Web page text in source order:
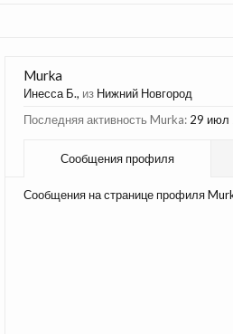
Murka
Инесса Б., из Нижний Новгород
Последняя активность Murka: 29 июл
Сообщения профиля
Сообщения на странице профиля